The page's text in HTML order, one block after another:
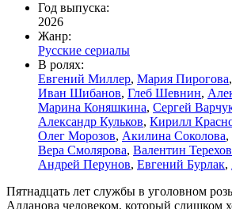
Год выпуска:
2026
Жанр:
Русские сериалы
В ролях:
Евгений Миллер, Мария Пирогова,
Иван Шибанов, Глеб Шевнин,
Марина Коняшкина, Сергей
Александр Кульков, Кирилл
Олег Морозов, Акилина Соколова,
Вера Смолярова, Валентин Терехов
Андрей Перунов, Евгений Бурлак,
Пятнадцать лет службы в уголовном
Алданова человеком, который слишком